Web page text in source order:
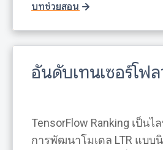
บทช่วยสอน
อันดับเทนเซอร์โฟล
TensorFlow Ranking เป็นไ
การพัฒนาโมเดล LTR แบบ